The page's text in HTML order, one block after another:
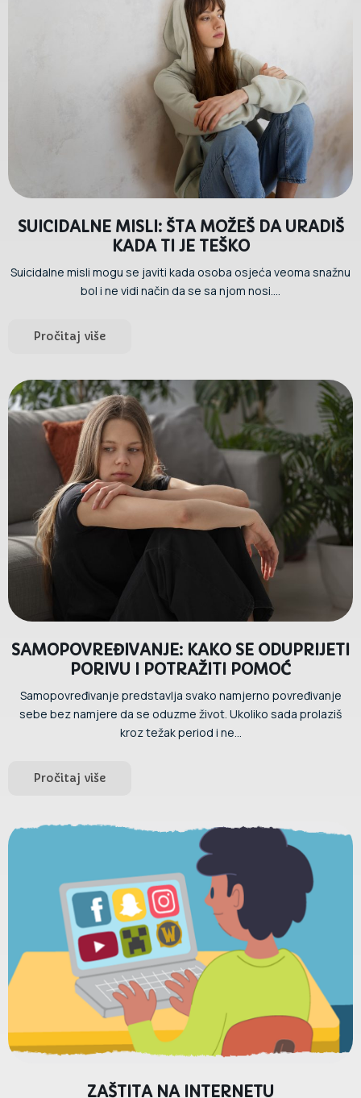
SUICIDALNE MISLI: ŠTA MOŽEŠ DA URADIŠ
KADA TI JE TEŠKO
Suicidalne misli mogu se javiti kada osoba osjeća veoma snažnu
bol i ne vidi način da se sa njom nosi....
Pročitaj više
SAMOPOVREĐIVANJE: KAKO SE ODUPRIJETI
PORIVU I POTRAŽITI POMOĆ
Samopovređivanje predstavlja svako namjerno povređivanje
sebe bez namjere da se oduzme život. Ukoliko sada prolaziš
kroz težak period i ne...
Pročitaj više
ZAŠTITA NA INTERNETU